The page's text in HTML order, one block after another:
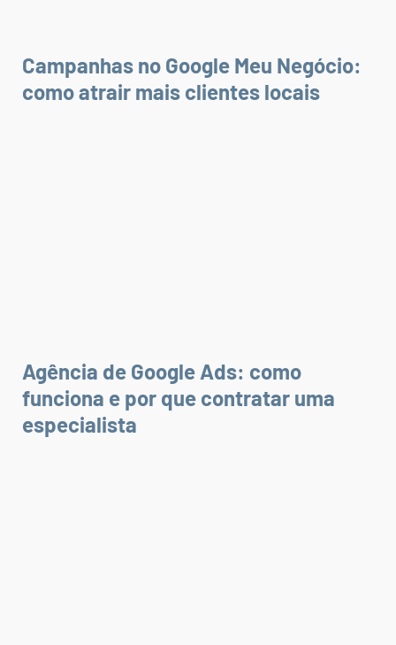
Campanhas no Google Meu Negócio:
como atrair mais clientes locais
Agência de Google Ads: como
funciona e por que contratar uma
especialista